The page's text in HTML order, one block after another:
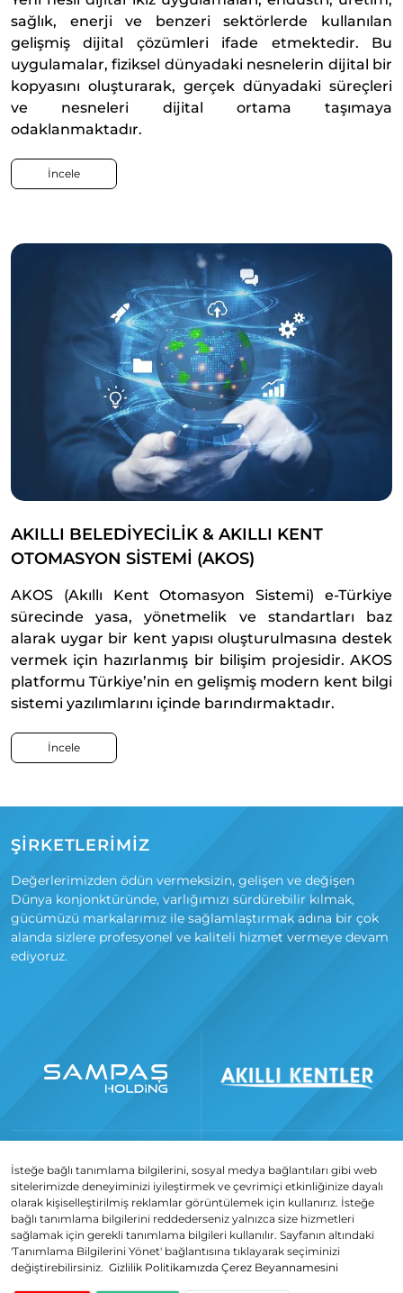
sağlık, enerji ve benzeri sektörlerde kullanılan
gelişmiş dijital çözümleri ifade etmektedir. Bu
uygulamalar, fiziksel dünyadaki nesnelerin dijital bir
kopyasını oluşturarak, gerçek dünyadaki süreçleri
ve nesneleri dijital ortama taşımaya
odaklanmaktadır.
İncele
AKILLI BELEDİYECİLİK & AKILLI KENT
OTOMASYON SİSTEMİ (AKOS)
AKOS (Akıllı Kent Otomasyon Sistemi) e-Türkiye
sürecinde yasa, yönetmelik ve standartları baz
alarak uygar bir kent yapısı oluşturulmasına destek
vermek için hazırlanmış bir bilişim projesidir. AKOS
platformu Türkiye’nin en gelişmiş modern kent bilgi
sistemi yazılımlarını içinde barındırmaktadır.
İncele
ŞİRKETLERİMİZ
Değerlerimizden ödün vermeksizin, gelişen ve değişen
Dünya konjonktüründe, varlığımızı sürdürebilir kılmak,
gücümüzü markalarımız ile sağlamlaştırmak adına bir çok
alanda sizlere profesyonel ve kaliteli hizmet vermeye devam
ediyoruz.
All rights reserved.
İsteğe bağlı tanımlama bilgilerini, sosyal medya bağlantıları gibi web
sitelerimizde deneyiminizi iyileştirmek ve çevrimiçi etkinliğinize dayalı
olarak kişiselleştirilmiş reklamlar görüntülemek için kullanırız. İsteğe
bağlı tanımlama bilgilerini reddederseniz yalnızca size hizmetleri
sağlamak için gerekli tanımlama bilgileri kullanılır. Sayfanın altındaki
'Tanımlama Bilgilerini Yönet' bağlantısına tıklayarak seçiminizi
değiştirebilirsiniz. Gizlilik Politikamızda Çerez Beyannamesini